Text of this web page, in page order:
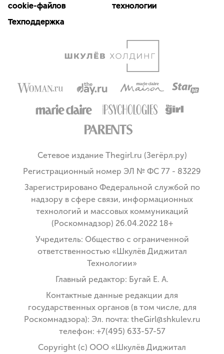
cookie-файлов
технологии
Техподдержка
Сетевое издание Thegirl.ru (Зегёрл.ру)
Регистрационный номер ЭЛ № ФС 77 - 83229
Зарегистрировано Федеральной службой по
надзору в сфере связи, информационных
технологий и массовых коммуникаций
(Роскомнадзор) 26.04.2022 18+
Учредитель: Общество с ограниченной
ответственностью «Шкулёв Диджитал
Технологии»
Главный редактор: Бугай Е. А.
Контактные данные редакции для
государственных органов (в том числе, для
Роскомнадзора): Эл. почта: theGirl@shkulev.ru
телефон: +7(495) 633-57-57
Copyright (с) ООО «Шкулёв Диджитал